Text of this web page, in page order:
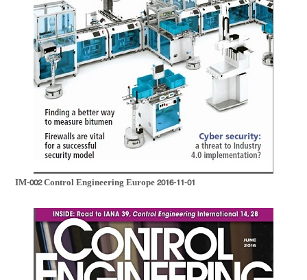
IM-002 Control Engineering Europe 2016-11-01